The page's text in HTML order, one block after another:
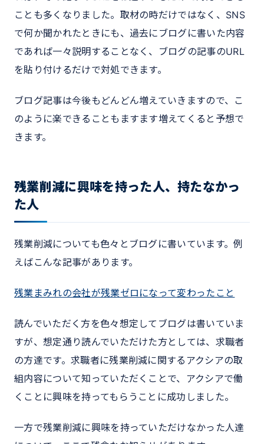
ことも多くなりました。取材の時だけではなく、SNS
で何か聞かれたときにも、過去にブログに書いた内容
であれば一々説明することなく、ブログの記事のURL
を貼り付けるだけで対処できます。
ブログ記事は今後もどんどん増えていきますので、こ
のように楽できることもますます増えてくると予想で
きます。
残業削減に興味を持った人、持たなかっ
た人
残業削減についても色々とブログに書いています。例
えばこんな記事があります。
残業まみれの会社が残業ゼロになって変わったこと
読んでいただく方を色々想定してブログは書いていま
すが、想定通り読んでいただけた方としては、求職者
の方達です。求職者に残業削減に関するアクシアの取
組内容について知っていただくことで、アクシアで働
くことに興味を持ってもらうことに成功しました。
一方で残業削減に興味を持っていただけなかった人達